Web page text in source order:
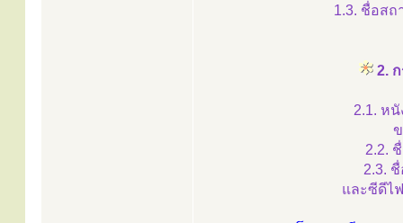
1.3. ชื่อสถ
2.
2.1. ห
2.2.
2.3.
และซีดีไ